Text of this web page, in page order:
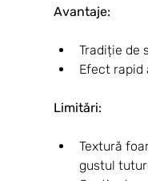
Avantaje:
Tradiție de
Efect rapid
Limitări:
Textură
gustul